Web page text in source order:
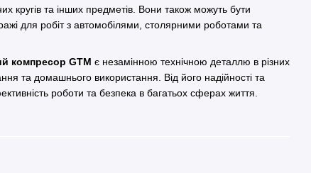
кругів та інших предметів. Вони також можуть бути
для робіт з автомобілями, столярними роботами та
компресор GTM є незамінною технічною деталлю в різних
та домашнього використання. Від його надійності та
роботи та безпека в багатьох сферах життя.